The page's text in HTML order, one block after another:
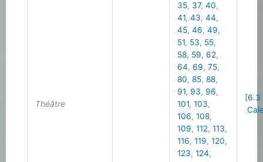
Théâtre
35, 37,40,
41,43,44,
45,46,49,
51, 53, 55,
58, 59,62,
64,69,75,
80,85,88,
91, 93, 96,
101,103,
106,108,
109,112,113,
116,119,120,
123,124,
[6.3